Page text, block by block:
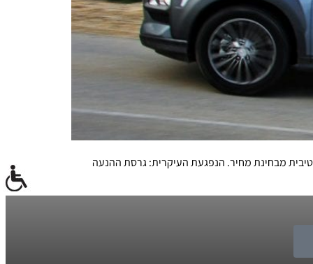
מבחינת מחיר. הנפגעת העיקרית: גרסת ההנעה